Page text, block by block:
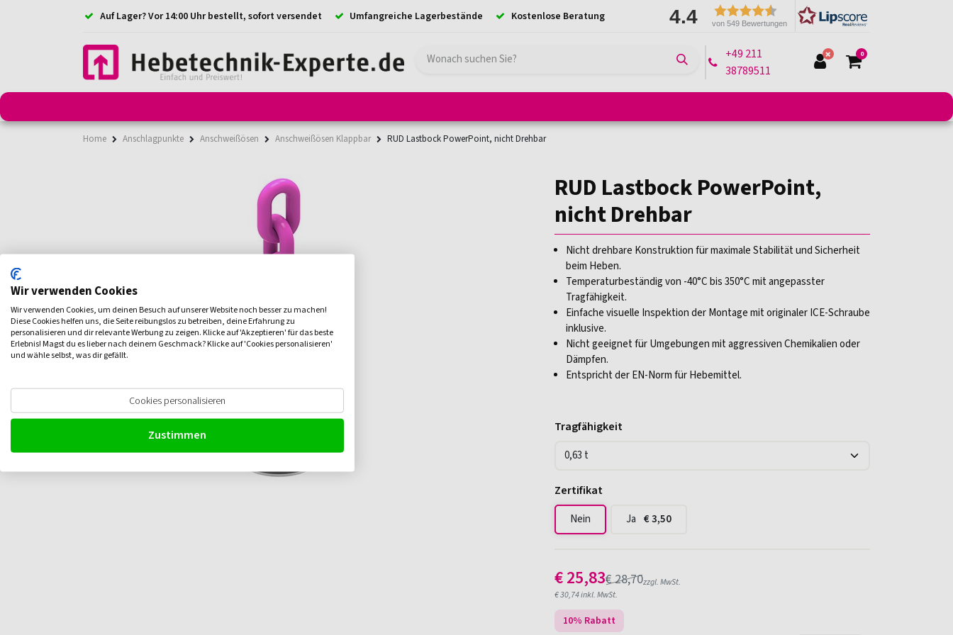
Auf Lager? Vor 14:00 Uhr bestellt, sofort versendet Umfangreiche Lagerbestände Kostenlose Beratung 4.4 von 549 Bewertungen
+49 211
38789511
0
Home Anschlagpunkte Anschweißösen Anschweißösen Klappbar RUD Lastbock PowerPoint, nicht Drehbar
RUD Lastbock PowerPoint,
nicht Drehbar
Nicht drehbare Konstruktion für maximale Stabilität und Sicherheit
beim Heben.
Temperaturbeständig von -40°C bis 350°C mit angepasster
Tragfähigkeit.
Einfache visuelle Inspektion der Montage mit originaler ICE-Schraube
inklusive.
Nicht geeignet für Umgebungen mit aggressiven Chemikalien oder
Dämpfen.
Entspricht der EN-Norm für Hebemittel.
Tragfähigkeit
Zertifikat
Nein Ja €3,50
€25,83€28,70zzgl. MwSt.
€30,74inkl. MwSt.
10% Rabatt
Wir verwenden Cookies
Wir verwenden Cookies, um deinen Besuch auf unserer Website noch besser zu machen!
Diese Cookies helfen uns, die Seite reibungslos zu betreiben, deine Erfahrung zu
personalisieren und dir relevante Werbung zu zeigen. Klicke auf 'Akzeptieren' für das beste
Erlebnis! Magst du es lieber nach deinem Geschmack? Klicke auf 'Cookies personalisieren'
und wähle selbst, was dir gefällt.
Cookies personalisieren
Zustimmen